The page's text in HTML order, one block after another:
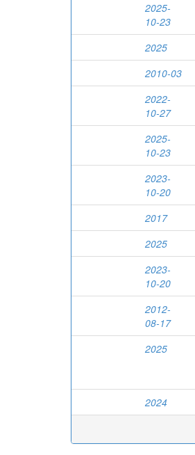
2025-
10-23
2025
2010-03
2022-
10-27
2025-
10-23
2023-
10-20
2017
2025
2023-
10-20
2012-
08-17
2025
2024